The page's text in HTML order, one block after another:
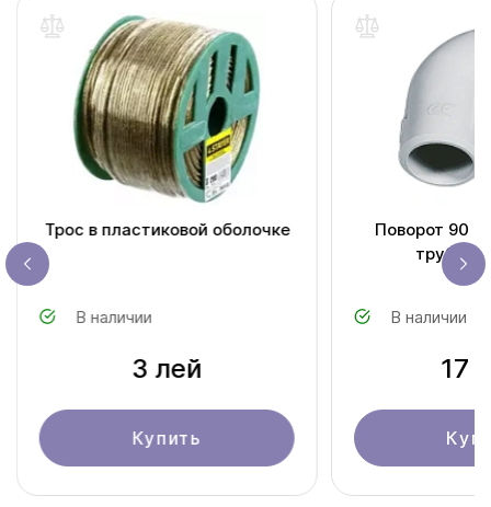
Трос в пластиковой оболочке
В наличии
3 лей
Купить
Поворот 90
труб
В наличии
17